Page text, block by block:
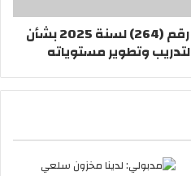
وزير العمل يصدر قرارًا وزاريًا رقم (264) لسنة 2025 بشأن
وتطوير مستوياته